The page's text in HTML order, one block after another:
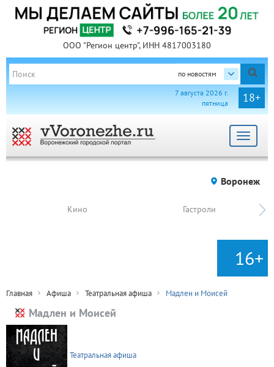
ООО "Регион центр", ИНН 4817003180
по новостям
18+
7 августа 2026 г.
пятница
Toggle
Воронеж
Кино Гастроли
16+
Главная Афиша Театральная афиша Мадлен и Моисей
Мадлен и Моисей
Театральная афиша